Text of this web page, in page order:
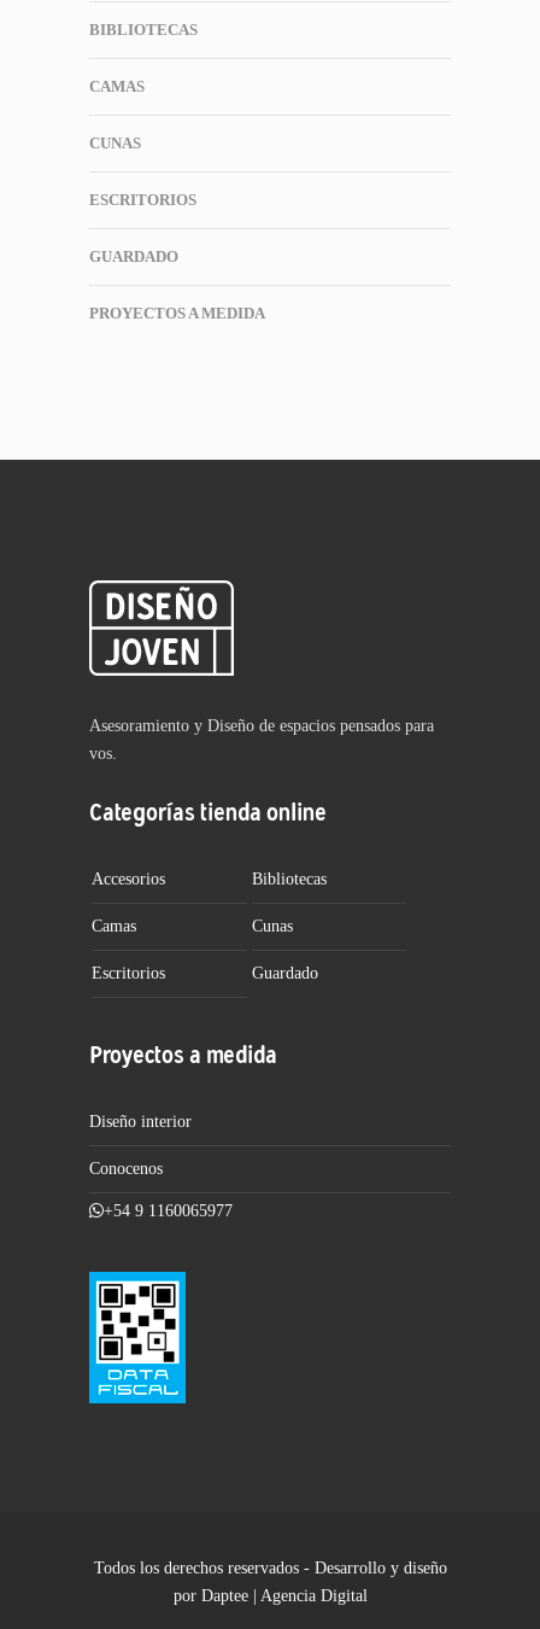
BIBLIOTECAS
CAMAS
CUNAS
ESCRITORIOS
GUARDADO
PROYECTOS A MEDIDA
Asesoramiento y Diseño de espacios pensados para
vos.
Categorías tienda online
Accesorios Bibliotecas
Camas Cunas
Escritorios Guardado
Proyectos a medida
Diseño interior
Conocenos
+54 9 1160065977
Todos los derechos reservados - Desarrollo y diseño
por Daptee | Agencia Digital